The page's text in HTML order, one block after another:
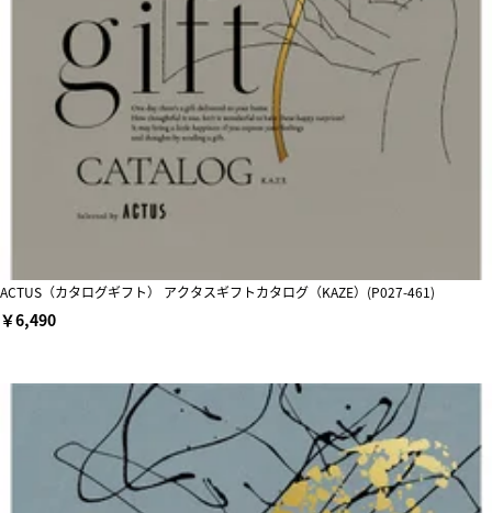
ACTUS（カタログギフト） アクタスギフトカタログ（KAZE）(P027-461)
￥6,490